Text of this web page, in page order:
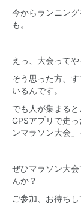
今からランニン
も。
えっ、大会って
そう思った方、
いるんです。
でも人が集まる
GPSアプリで走
ンマラソン大会
ぜひマラソン大
んか？
ご参加、お待ちし